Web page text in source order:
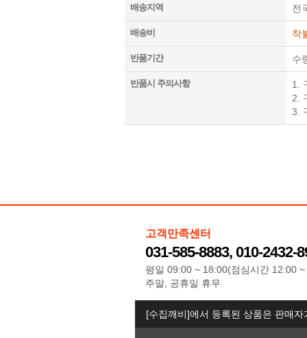
배송지역 전
배송비 착
반품기간 수
반품시 주의사항
1.
2.
3.
고객만족센터
031-585-8883, 010-2432-
평일 09:00 ~ 18:00(점심시간 12:00
주말, 공휴일 휴무
[수집깨비]에서 등록된 상품은 판매